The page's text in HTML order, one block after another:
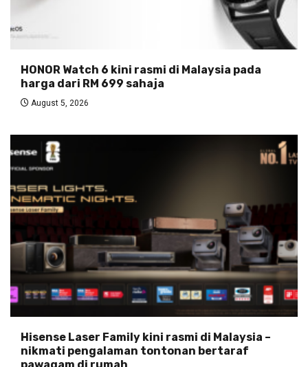
HONOR Watch 6 kini rasmi di Malaysia pada
harga dari RM 699 sahaja
August 5, 2026
Hisense Laser Family kini rasmi di Malaysia –
nikmati pengalaman tontonan bertaraf